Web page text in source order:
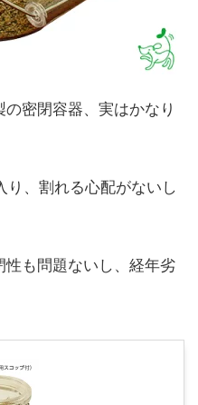
密閉容器、実はかなり
り、割れる心配がないし
性も問題ないし、経年劣